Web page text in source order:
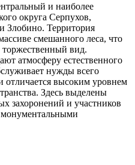
и наиболее
округа Серпухов,
Злобино. Территория
смешанного леса, что
вид.
атмосферу естественного
нужды всего
высоким уровнем
Здесь выделены
захоронений и участников